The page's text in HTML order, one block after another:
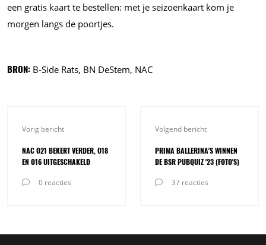
een gratis kaart te bestellen: met je seizoenkaart kom je
morgen langs de poortjes.
BRON: B-Side Rats, BN DeStem, NAC
Vorig bericht
NAC O21 BEKERT VERDER, O18
EN O16 UITGESCHAKELD
0 reacties
Volgend bericht
PRIMA BALLERINA'S WINNEN
DE BSR PUBQUIZ '23 (FOTO'S)
37 reacties